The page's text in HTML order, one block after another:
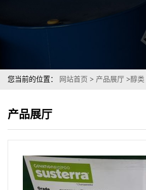
您当前的位置： 网站首页 > 产品展厅 >醇类
产品展厅